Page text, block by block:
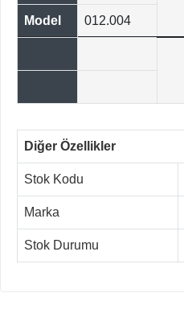
Model 012.004
Diğer Özellikler
Stok Kodu
Marka
Stok Durumu